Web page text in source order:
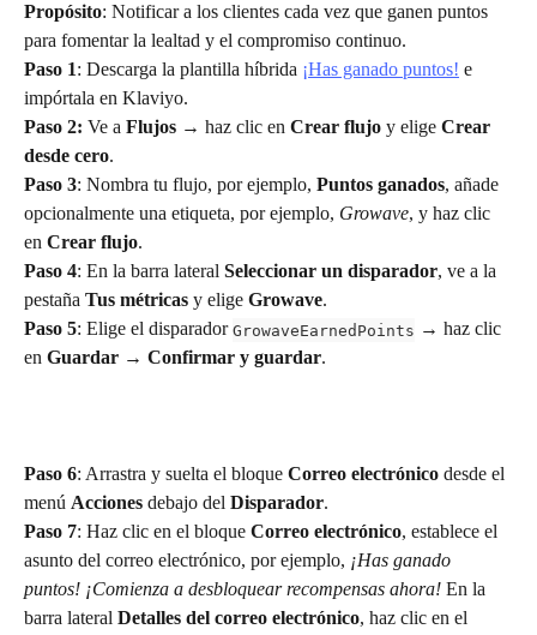
Propósito: Notificar a los clientes cada vez que ganen puntos
para fomentar la lealtad y el compromiso continuo.
Paso 1: Descarga la plantilla híbrida ¡Has ganado puntos! e
impórtala en Klaviyo.
Paso 2: Ve a Flujos → haz clic en Crear flujo y elige Crear
desde cero.
Paso 3: Nombra tu flujo, por ejemplo, Puntos ganados, añade
opcionalmente una etiqueta, por ejemplo, Growave, y haz clic
en Crear flujo.
Paso 4: En la barra lateral Seleccionar un disparador, ve a la
pestaña Tus métricas y elige Growave.
Paso 5: Elige el disparador GrowaveEarnedPoints → haz clic
en Guardar → Confirmar y guardar.
Paso 6: Arrastra y suelta el bloque Correo electrónico desde el
menú Acciones debajo del Disparador.
Paso 7: Haz clic en el bloque Correo electrónico, establece el
asunto del correo electrónico, por ejemplo, ¡Has ganado
puntos! ¡Comienza a desbloquear recompensas ahora! En la
barra lateral Detalles del correo electrónico, haz clic en el